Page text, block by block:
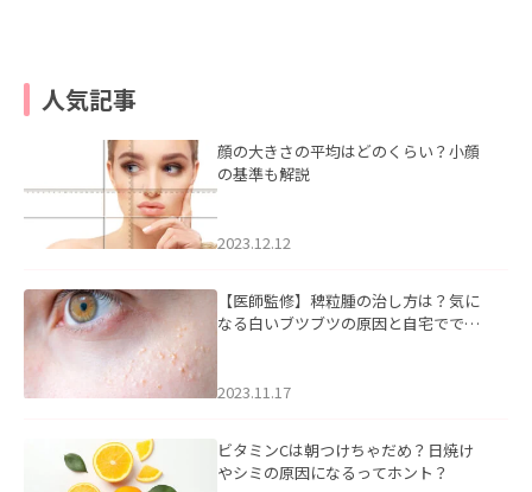
人気記事
顔の大きさの平均はどのくらい？小顔
の基準も解説
2023.12.12
【医師監修】稗粒腫の治し方は？気に
なる白いブツブツの原因と自宅ででき
2023.11.17
ビタミンCは朝つけちゃだめ？日焼け
やシミの原因になるってホント？